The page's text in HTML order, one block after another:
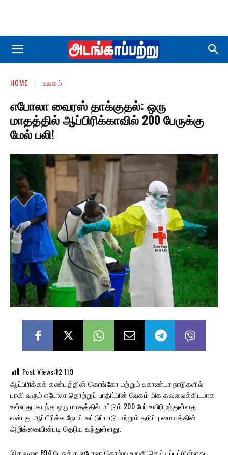
HOME உலகம்
எபோலா வைரஸ் தாக்குதல்: ஒரு
மாதத்தில் ஆப்பிரிக்காவில் 200 பேருக்கு
மேல் பலி!
Post Views:12119
ஆப்பிரிக்கக் கண்டத்தின் கொங்கோ மற்றும் உகாண்டா நாடுகளில்
பரவி வரும் எபோலா தொற்றுப் பாதிப்பின் வேகம் மிக கவலைக்கிடமாக
உள்ளது. கடந்த ஒரு மாதத்தில் மட்டும் 200 பேர் உயிரிழந்துள்ளது
என்பது ஆப்பிரிக்க நோய் கட்டுப்பாடு மற்றும் தடுப்பு மையத்தின்
அறிக்கையின்படி தெரிய வந்துள்ளது.
இதுவரை 894 பேருக்கு எபோலா தொற்று உறுதி செய்யப்பட்டுள்ளது.